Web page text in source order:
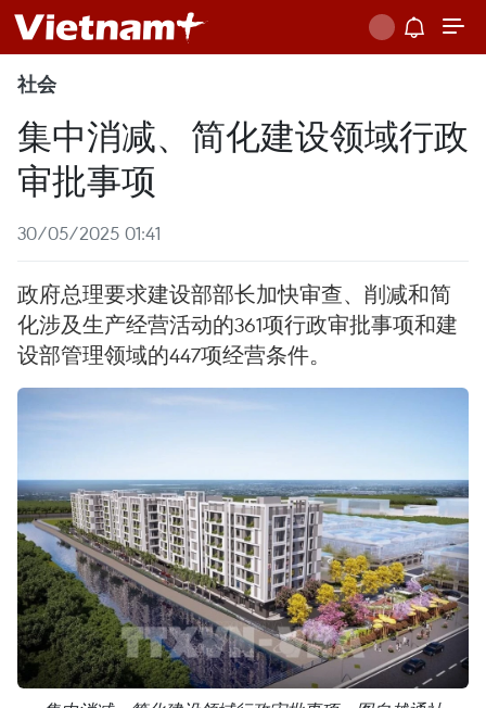
社会
集中消减、简化建设领域行政
审批事项
30/05/2025 01:41
政府总理要求建设部部长加快审查、削减和简
化涉及生产经营活动的361项行政审批事项和建
设部管理领域的447项经营条件。